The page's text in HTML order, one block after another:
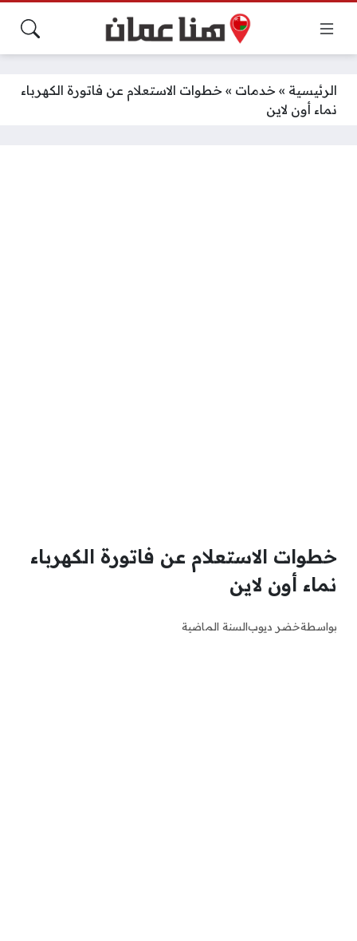
الرئيسية » خدمات » خطوات الاستعلام عن فاتورة الكهرباء
نماء أون لاين
خطوات الاستعلام عن فاتورة الكهرباء
نماء أون لاين
بواسطةخضر ديوبالسنة الماضية